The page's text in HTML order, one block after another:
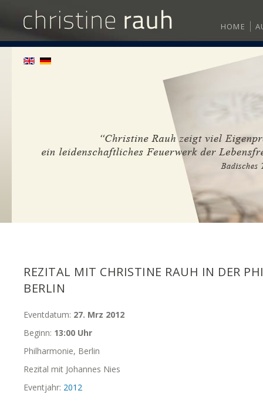
HOME
REZITAL MIT CHRISTINE RAUH IN DER
BERLIN
Eventdatum: 27. Mrz 2012
Beginn: 13:00 Uhr
Philharmonie, Berlin
Rezital mit Johannes Nies
Eventjahr: 2012